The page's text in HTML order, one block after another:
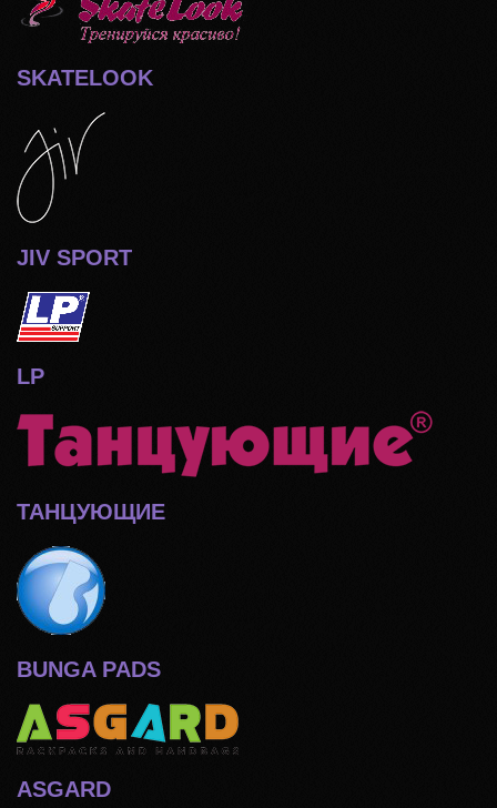
SKATELOOK
JIV SPORT
LP
ТАНЦУЮЩИЕ
BUNGA PADS
ASGARD